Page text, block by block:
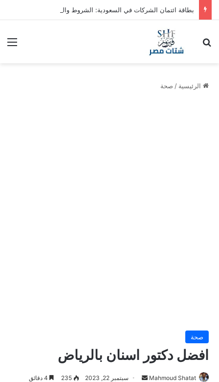
بطاقة ائتمان الشركات في السعودية: الشروط والمزايا
بحث عن
الرئيسية / صحة
صحة
افضل دكتور اسنان بالرياض
Mahmoud Shatat سبتمبر 22, 2023 235